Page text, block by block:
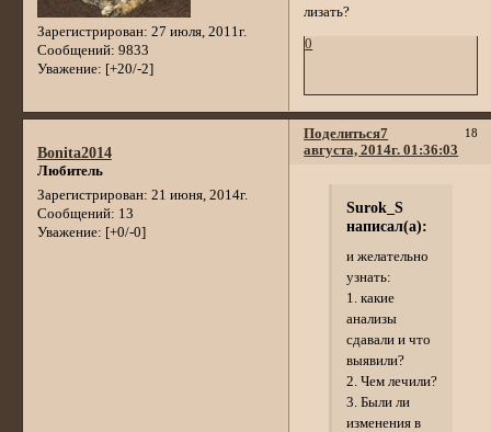
Зарегистрирован: 27 июля, 2011г.
Сообщений: 9833
Уважение: [+20/-2]
лизать?
0
Поделиться 18
7
августа, 2014г. 01:36:03
Bonita2014
Любитель
Зарегистрирован: 21 июня, 2014г.
Сообщений: 13
Уважение: [+0/-0]
Surok_S
написал(а):
и желательно
узнать:
1. какие
анализы
сдавали и что
выявили?
2. Чем лечили?
3. Были ли
изменения в